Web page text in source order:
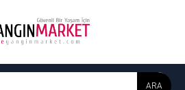
ARA